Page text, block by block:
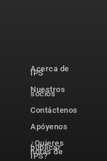
Acerca de
IPS
Nuestros
socios
Contáctenos
Apóyenos
¿Quieres
publicar
notas de
IPS?